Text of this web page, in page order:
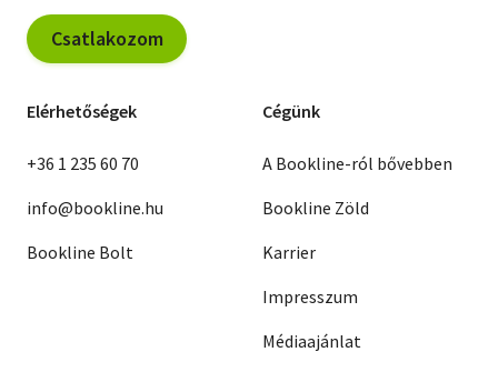
Csatlakozom
Elérhetőségek
+36 1 235 60 70
info@bookline.hu
Bookline Bolt
Cégünk
A Bookline-ról bővebben
Bookline Zöld
Karrier
Impresszum
Médiaajánlat